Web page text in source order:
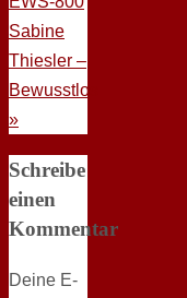
Sabine
Thiesler –
Bewusstlos
»
Schreibe
einen
Kommentar
Deine E-